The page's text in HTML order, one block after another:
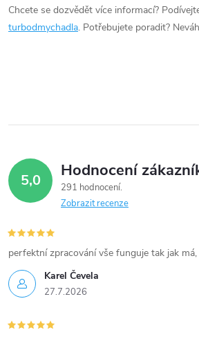
í
p
k
v
ý
p
i
s
u
Chcete se dozvědět více informací?
turbodmychadla. Potřebujete poradit?
5,0 Hodnocení
291 hodnocení
Zobrazit recenze
Karel Čevela
27.7.2026
perfektní zpracování vše funguje tak jak